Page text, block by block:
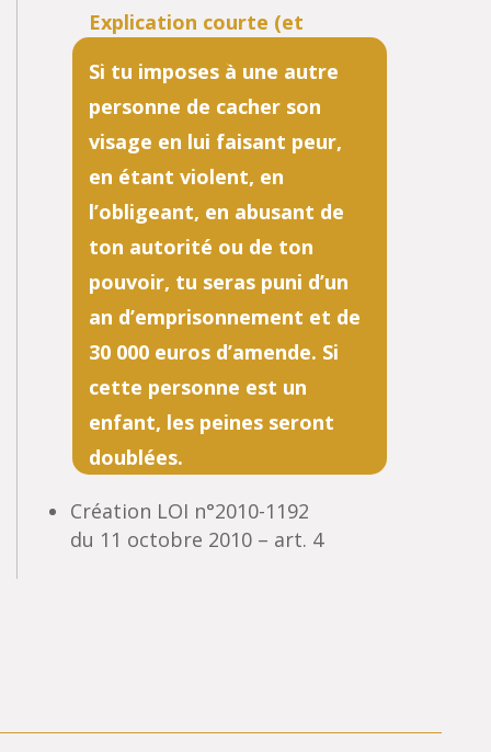
Si tu imposes à une autre
personne de cacher son
visage en lui faisant peur,
en étant violent, en
l’obligeant, en abusant de
ton autorité ou de ton
pouvoir, tu seras puni d’un
an d’emprisonnement et de
30 000 euros d’amende. Si
cette personne est un
enfant, les peines seront
doublées.
Création LOI n°2010-1192
du 11 octobre 2010 – art. 4